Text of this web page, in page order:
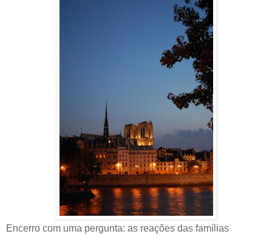
Encerro com uma pergunta: as reações das famílias